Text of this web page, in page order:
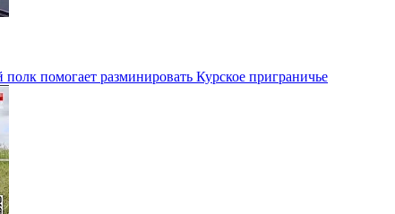
помогает разминировать Курское приграничье